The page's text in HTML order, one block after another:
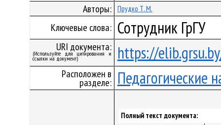
Авторы: Прудко Т. М.
Ключевые слова: Сотрудник ГрГУ
URI документа:
(Используйте для цитирования и
ссылки на документ) https://
Расположен в
разделе: Педагогические
Полный текст документа: